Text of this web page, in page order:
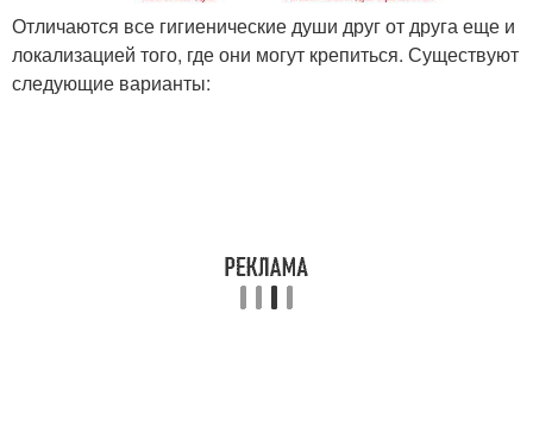
Отличаются все гигиенические души друг от друга еще и
локализацией того, где они могут крепиться. Существуют
следующие варианты: